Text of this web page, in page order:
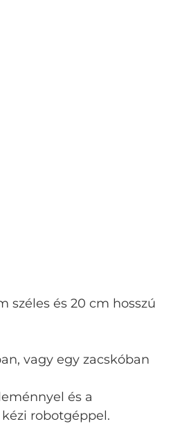
széles és 20 cm hosszú
vagy egy zacskóban
és a
robotgéppel.